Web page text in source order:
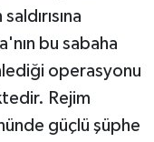
bu sabaha
operasyonu
Rejim
güçlü şüphe